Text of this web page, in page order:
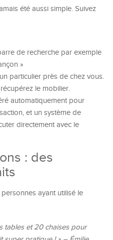
été aussi simple. Suivez
de recherche par exemple
»
particulier près de chez vous.
le mobilier.
automatiquement pour
et un système de
directement avec le
: des
ayant utilisé le
tables et 20 chaises pour